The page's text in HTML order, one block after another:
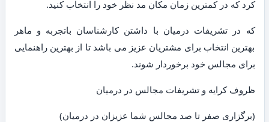
کرد که در کمترین زمان مکان مد نظر خود را انتخاب کنید.
که در تشریفات درمیان با داشتن کارشناسان باتجربه و ماهر
بهترین انتخاب برای مشتریان عزیز می باشد تا از بهترین راهنمایی
برای مجالس خود برخوردار شوند.
ظروف کرایه و تشریفات مجالس در درمیان
(برگزاری صفر تا صد مجالس شما عزیزان در درمیان)